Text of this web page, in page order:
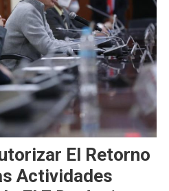
El Retorno
Actividades